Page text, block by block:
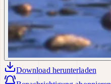
Download herunterladen